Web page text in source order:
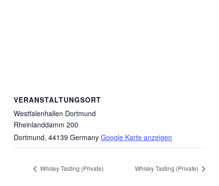
VERANSTALTUNGSORT
Westfalenhallen Dortmund
Rheinlanddamm 200
Dortmund, 44139 Germany Google Karte anzeigen
Whisky Tasting (Private) Whisky Tasting (Private)